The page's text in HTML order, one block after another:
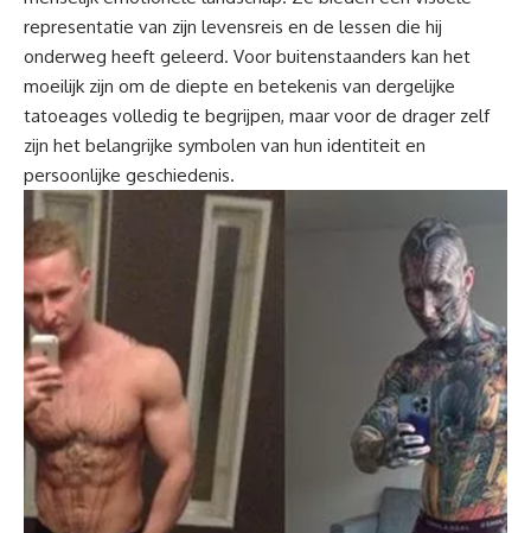
representatie van zijn levensreis en de lessen die hij
onderweg heeft geleerd. Voor buitenstaanders kan het
moeilijk zijn om de diepte en betekenis van dergelijke
tatoeages volledig te begrijpen, maar voor de drager zelf
zijn het belangrijke symbolen van hun identiteit en
persoonlijke geschiedenis.